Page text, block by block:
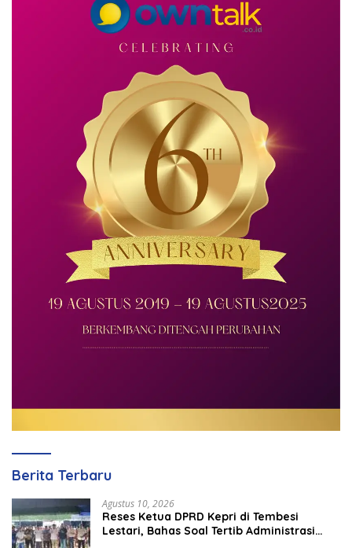
Berita Terbaru
Agustus 10, 2026
Reses Ketua DPRD Kepri di Tembesi
Lestari, Bahas Soal Tertib Administrasi